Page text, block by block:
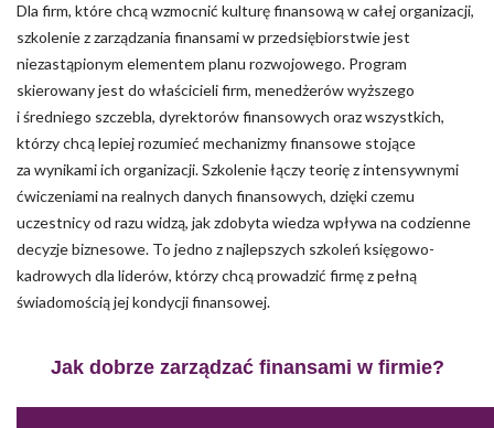
Dla firm, które chcą wzmocnić kulturę finansową w całej organizacji,
szkolenie z zarządzania finansami w przedsiębiorstwie jest
niezastąpionym elementem planu rozwojowego. Program
skierowany jest do właścicieli firm, menedżerów wyższego
i średniego szczebla, dyrektorów finansowych oraz wszystkich,
którzy chcą lepiej rozumieć mechanizmy finansowe stojące
za wynikami ich organizacji. Szkolenie łączy teorię z intensywnymi
ćwiczeniami na realnych danych finansowych, dzięki czemu
uczestnicy od razu widzą, jak zdobyta wiedza wpływa na codzienne
decyzje biznesowe. To jedno z najlepszych szkoleń księgowo-
kadrowych dla liderów, którzy chcą prowadzić firmę z pełną
świadomością jej kondycji finansowej.
Jak dobrze zarządzać finansami w firmie?